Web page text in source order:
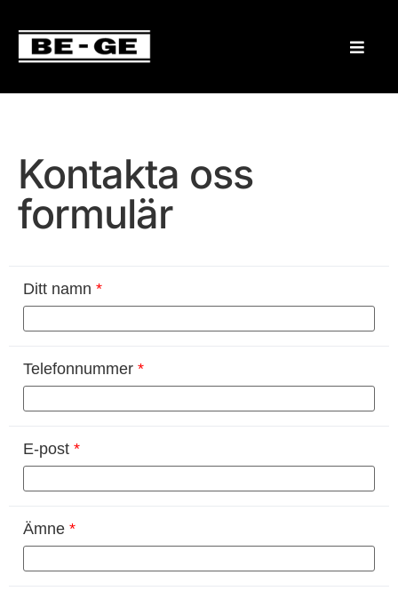
Kontakta oss
formulär
Ditt namn *
Telefonnummer *
E-post *
Ämne *